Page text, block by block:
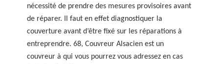
nécessité de prendre des mesures provisoires avant
de réparer. Il faut en effet diagnostiquer la
couverture avant d’être fixé sur les réparations à
entreprendre. 68, Couvreur Alsacien est un
couvreur à qui vous pourrez vous adressez en cas